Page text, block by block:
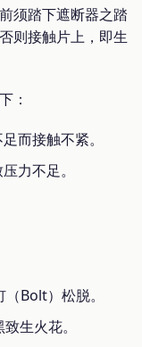
须踏下遮断器之踏
则接触片上，即生
：
而接触不紧。
力不足。
Bolt）松脱。
生火花。